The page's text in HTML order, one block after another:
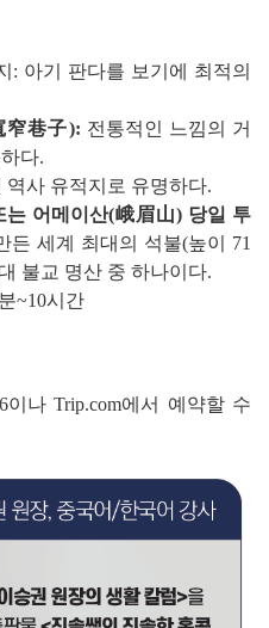
: 아기 판다를 보기에 최적의
窄巷子): 전통적인 느낌의 거
다.
역사 유적지로 유명하다.
어메이산(峨眉山) 당일 투
든 세계 최대의 석불(높이 71
불교 명산 중 하나이다.
~10시간
나 Trip.com에서 예약할 수